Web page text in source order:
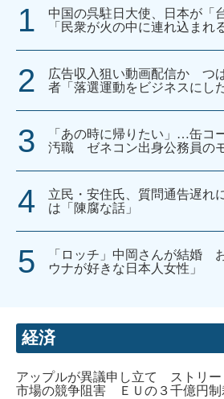
中国の呉駐日大使、日本が「
「民衆が火の中に連れ込まれ
広告収入狙い動画配信か つ
者「落選運動をビジネスにし
「あの時に帰りたい」…缶コ
汚職 ゼネコン出身公務員の
立民・安住氏、質問通告遅れ
は「陳腐な話」
「ロッチ」中岡さんが結婚
ウナが好きな日本人女性」
経済
アップルが異議申し立て ストリー
市場の競争阻害 ＥＵの３千億円制